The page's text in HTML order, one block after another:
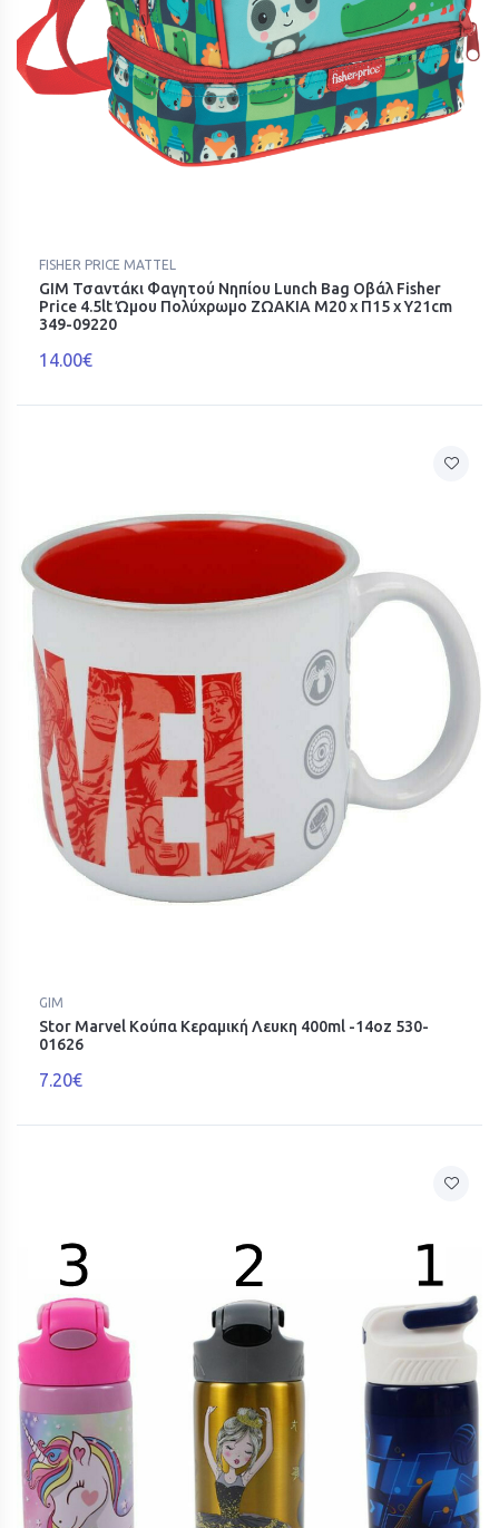
FISHER PRICE MATTEL
GIM Τσαντάκι Φαγητού Νηπίου Lunch Bag Οβάλ Fisher
Price 4.5lt Ώμου Πολύχρωμο ΖΩΑΚΙΑ Μ20 x Π15 x Υ21cm
349-09220
14.00€
GIM
Stor Marvel Κούπα Κεραμική Λευκη 400ml -14oz 530-
01626
7.20€